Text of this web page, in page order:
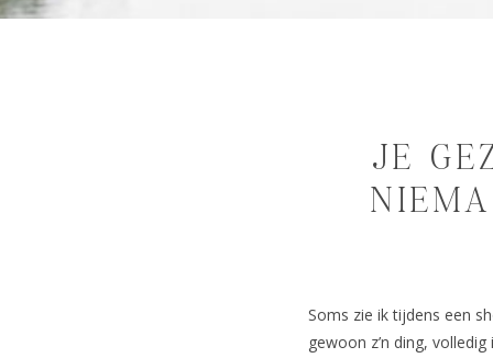
JE
Soms zie ik tijdens een
gewoon z’n ding,